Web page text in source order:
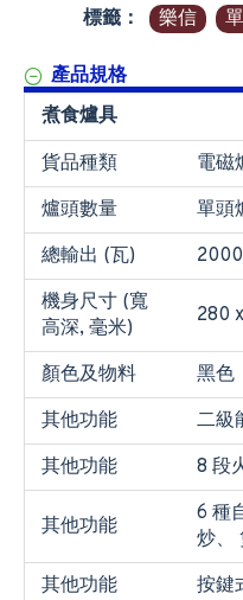
標籤： 樂信
產品規格
煮食爐具
貨品種類
電磁
爐頭數量
單頭
總輸出 (瓦)
2000
機身尺寸 (寬
高深, 毫米)
280
顏色及物料
黑色
其他功能
二級
其他功能
8 段
其他功能
6 種
炒、
其他功能
按鍵